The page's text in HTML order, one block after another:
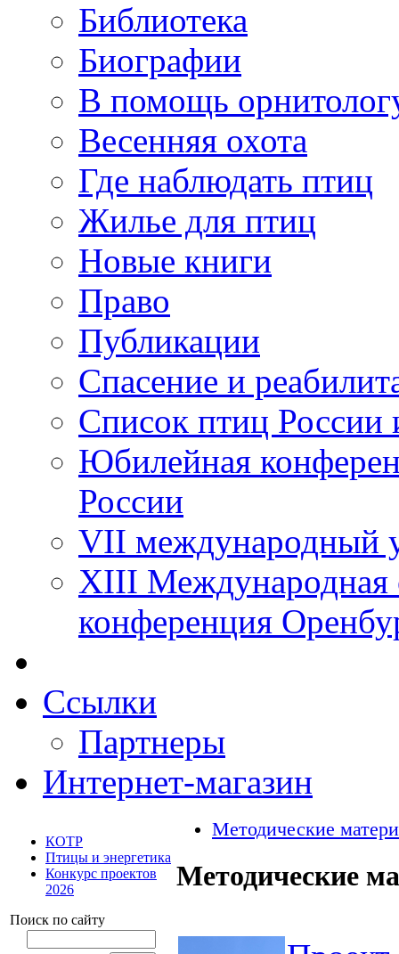
Библиотека
Биографии
В помощь
Весенняя охота
Где наблюдать птиц
Жилье для птиц
Новые книги
Право
Публикации
Спасение и
Список птиц России
Юбилейная
России
VII международный
XIII Международная
конференция
Ссылки
Партнеры
Интернет-магазин
КОТР
Птицы и энергетика
Конкурс проектов
2026
Поиск по сайту
Методические
Методические